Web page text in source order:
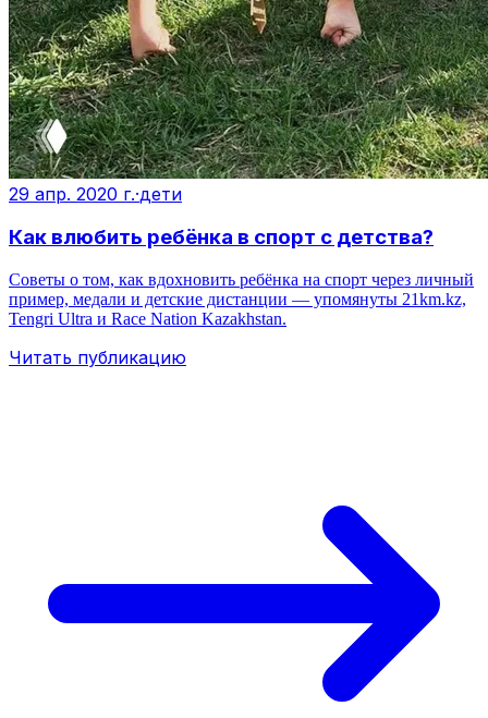
29 апр. 2020 г.·дети
Как влюбить ребёнка в спорт с детства?
Советы о том, как вдохновить ребёнка на спорт через личный
пример, медали и детские дистанции — упомянуты 21km.kz,
Tengri Ultra и Race Nation Kazakhstan.
Читать публикацию